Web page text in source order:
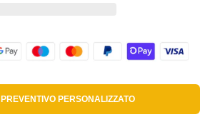
PREVENTIVO PERSONALIZZATO